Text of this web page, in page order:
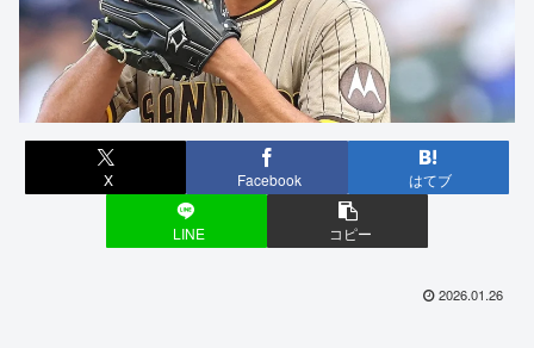
X Facebook はてブ
LINE コピー
2026.01.26